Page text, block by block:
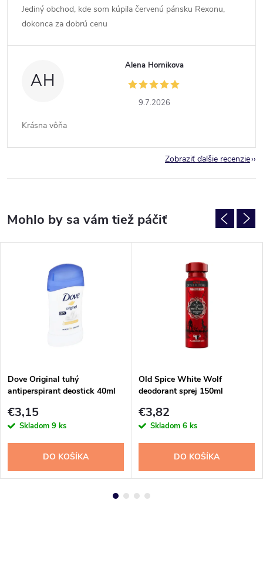
Dove Original tuhý
antiperspirant deostick 40ml
€3,15
Skladom 9 ks
DO KOŠÍKA
Old Spice White Wolf
deodorant sprej 150ml
€3,82
Skladom 6 ks
DO KOŠÍKA
Jediný obchod, kde som kúpila červenú pánsku Rexonu,
dokonca za dobrú cenu
AH
Alena Hornikova
9.7.2026
Krásna vôňa
Zobraziť ďalšie recenzie